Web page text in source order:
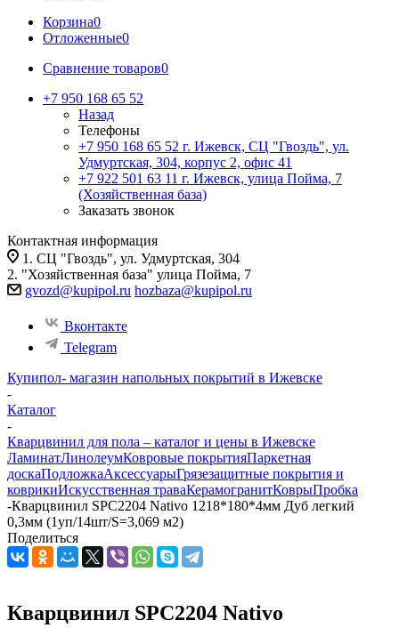
Корзина0
Отложенные0
Сравнение товаров0
+7 950 168 65 52
Назад
Телефоны
+7 950 168 65 52 г. Ижевск, СЦ "Гвоздь", ул.
Удмуртская, 304, корпус 2, офис 41
+7 922 501 63 11 г. Ижевск, улица Пойма, 7
(Хозяйственная база)
Заказать звонок
Контактная информация
1. СЦ "Гвоздь", ул. Удмуртская, 304
2. "Хозяйственная база" улица Пойма, 7
gvozd@kupipol.ru hozbaza@kupipol.ru
Вконтакте
Telegram
Купипол- магазин напольных покрытий в Ижевске
-
Каталог
-
Кварцвинил для пола – каталог и цены в Ижевске
ЛаминатЛинолеумКовровые покрытияПаркетная
доскаПодложкаАксессуарыГрязезащитные покрытия и
коврикиИскусственная траваКерамогранитКоврыПробка
-Кварцвинил SPC2204 Nativo 1218*180*4мм Дуб легкий
0,3мм (1уп/14шт/S=3,069 м2)
Поделиться
Кварцвинил SPC2204 Nativo